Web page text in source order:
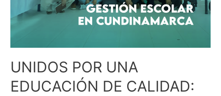
UNIDOS POR UNA
EDUCACIÓN DE CALIDAD: